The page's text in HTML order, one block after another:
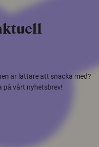
är lättare att snacka med?
på vårt nyhetsbrev!